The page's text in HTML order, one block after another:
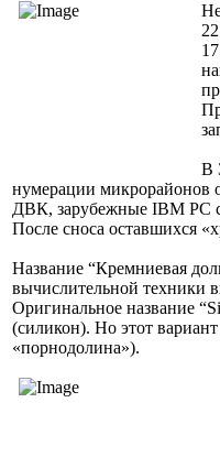
В
нумерации микрорайонов
ДВК, зарубежные IBM PC
После сноса оставшихся
Название “Кремниевая
вычислительной техники
Оригинальное название
(силикон). Но этот
«порнодолина»).